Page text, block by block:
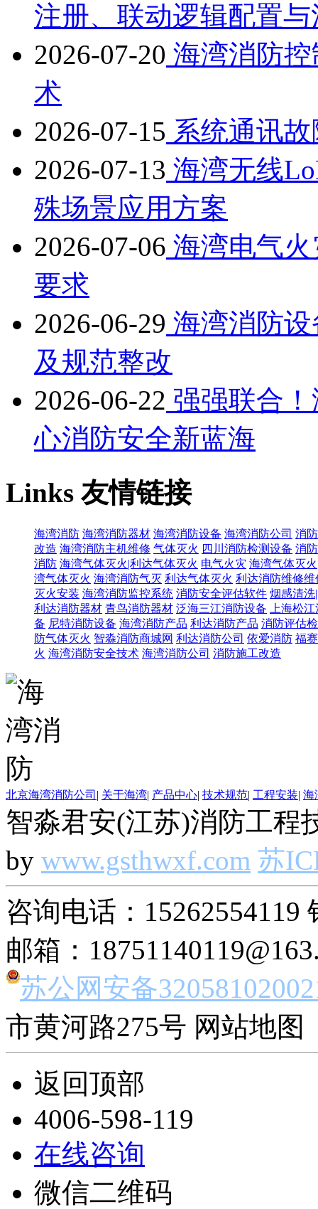
注册、联动逻辑配置
2026-07-20 海湾消防
术
2026-07-15 系统通讯
2026-07-13 海湾无线
殊场景应用方案
2026-07-06 海湾电气
要求
2026-06-29 海湾消防
及规范整改
2026-06-22 强强联合
心消防安全新蓝海
Links友情链接
海湾消防 海湾消防器材 海湾消防设备 海湾消防公司 消
改造 海湾消防主机维修 气体灭火 四川消防检测设备 消
消防 海湾气体灭火|利达气体灭火 电气火灾 海湾气体灭
湾气体灭火 海湾消防气灭 利达气体灭火 利达消防维修维
灭火安装 海湾消防监控系统 消防安全评估软件 烟感清洗
利达消防器材 青鸟消防器材 泛海三江消防设备
上海松
备 尼特消防设备 海湾消防产品 利达消防产品 消防评估
防气体灭火 智淼消防商城网 利达消防公司 依爱消防 福
火 海湾消防安全技术 海湾消防公司 消防施工改造
北京海湾消防公司 | 关于海湾| 产品中心| 技术规范| 工程安装| 海
智淼君安(江苏)消防工程
by www.gsthwxf.com 苏
咨询电话：15262554119
邮箱：
苏公网安备
市黄河路275号 网站地图
返回顶部
4006-598-119
在线咨询
微信二维码